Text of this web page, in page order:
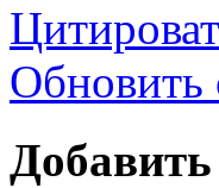
Обновить